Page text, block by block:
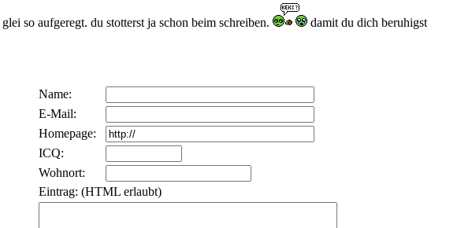
so aufgeregt. du stotterst ja schon beim schreiben. damit du dich beruhigst
Name:
E-Mail:
Homepage:
ICQ:
Wohnort:
Eintrag: (HTML erlaubt)